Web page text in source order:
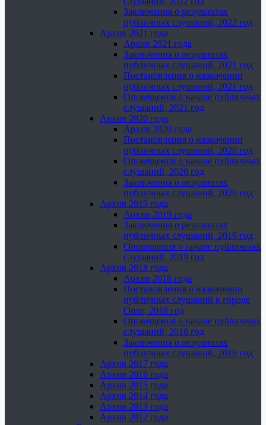
Заключения о результатах
публичных слушаний, 2022 год
Архив 2021 года
Архив 2021 года
Заключения о результатах
публичных слушаний, 2021 год
Постановления о назначении
публичных слушаний, 2021 год
Оповещения о начале публичных
слушаний, 2021 год
Архив 2020 года
Архив 2020 года
Постановления о назначении
публичных слушаний, 2020 год
Оповещения о начале публичных
слушаний, 2020 год
Заключения о результатах
публичных слушаний, 2020 год
Архив 2019 года
Архив 2019 года
Заключения о результатах
публичных слушаний, 2019 год
Оповещения о начале публичных
слушаний, 2019 год
Архив 2018 года
Архив 2018 года
Постановления о назначении
публичных слушаний в городе
Орле, 2018 год
Оповещения о начале публичных
слушаний, 2018 год
Заключения о результатах
публичных слушаний, 2018 год
Архив 2017 года
Архив 2016 года
Архив 2015 года
Архив 2014 года
Архив 2013 года
Архив 2012 года